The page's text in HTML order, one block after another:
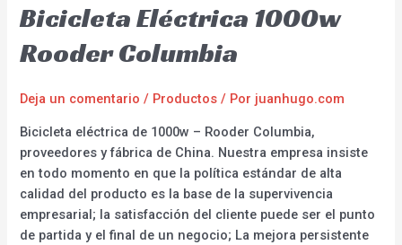
Bicicleta Eléctrica 1000w
Rooder Columbia
Deja un comentario / Productos / Por juanhugo.com
Bicicleta eléctrica de 1000w – Rooder Columbia,
proveedores y fábrica de China. Nuestra empresa insiste
en todo momento en que la política estándar de alta
calidad del producto es la base de la supervivencia
empresarial; la satisfacción del cliente puede ser el punto
de partida y el final de un negocio; La mejora persistente